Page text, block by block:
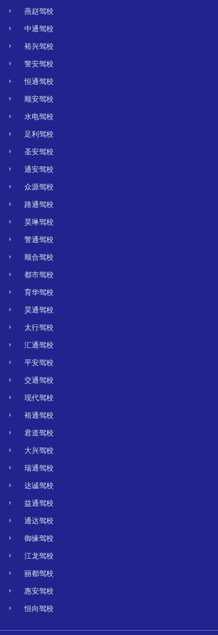
燕赵驾校
中通驾校
裕兴驾校
警安驾校
恒通驾校
顺安驾校
水电驾校
足利驾校
圣安驾校
通安驾校
众源驾校
路通驾校
昊琳驾校
警通驾校
顺合驾校
都市驾校
育华驾校
昊通驾校
太行驾校
汇通驾校
平安驾校
交通驾校
现代驾校
裕通驾校
君道驾校
大兴驾校
瑞通驾校
达诚驾校
益通驾校
通达驾校
御缘驾校
江龙驾校
丽都驾校
惠安驾校
恒向驾校